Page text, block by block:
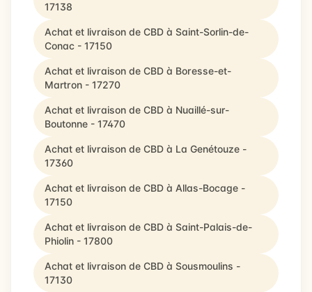
17138
Achat et livraison de CBD à Saint-Sorlin-de-
Conac - 17150
Achat et livraison de CBD à Boresse-et-
Martron - 17270
Achat et livraison de CBD à Nuaillé-sur-
Boutonne - 17470
Achat et livraison de CBD à La Genétouze -
17360
Achat et livraison de CBD à Allas-Bocage -
17150
Achat et livraison de CBD à Saint-Palais-de-
Phiolin - 17800
Achat et livraison de CBD à Sousmoulins -
17130